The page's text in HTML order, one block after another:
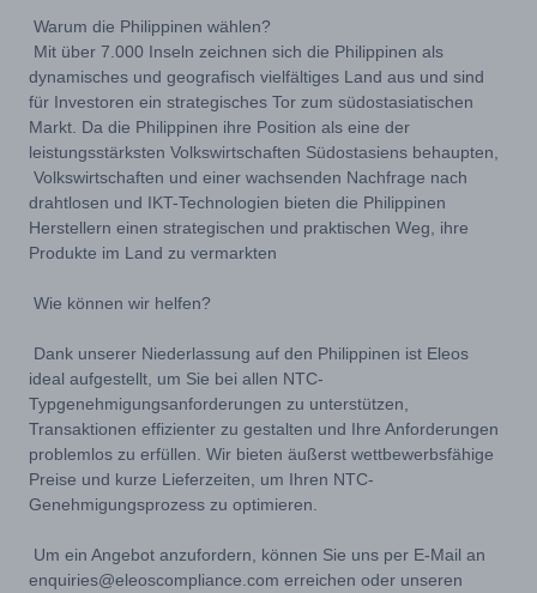
Warum die Philippinen wählen?
Mit über 7.000 Inseln zeichnen sich die Philippinen als
dynamisches und geografisch vielfältiges Land aus und sind
für Investoren ein strategisches Tor zum südostasiatischen
Markt. Da die Philippinen ihre Position als eine der
leistungsstärksten Volkswirtschaften Südostasiens behaupten,
Volkswirtschaften und einer wachsenden Nachfrage nach
drahtlosen und IKT-Technologien bieten die Philippinen
Herstellern einen strategischen und praktischen Weg, ihre
Produkte im Land zu vermarkten
Wie können wir helfen?
Dank unserer Niederlassung auf den Philippinen ist Eleos
ideal aufgestellt, um Sie bei allen NTC-
Typgenehmigungsanforderungen zu unterstützen,
Transaktionen effizienter zu gestalten und Ihre Anforderungen
problemlos zu erfüllen. Wir bieten äußerst wettbewerbsfähige
Preise und kurze Lieferzeiten, um Ihren NTC-
Genehmigungsprozess zu optimieren.
Um ein Angebot anzufordern, können Sie uns per E-Mail an
enquiries@eleoscompliance.com erreichen oder unseren